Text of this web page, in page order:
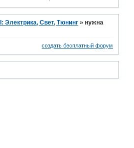
III: Электрика, Свет, Тюнинг »нужна
создать бесплатный форум